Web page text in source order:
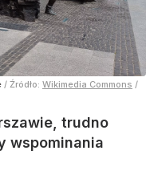
/ Źródło: Wikimedia Commons /
trudno
wspominania